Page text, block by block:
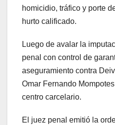
homicidio, tráfico y porte
hurto calificado.
Luego de avalar la
penal con control de
aseguramiento contra
Omar Fernando
centro carcelario.
El juez penal emitió la